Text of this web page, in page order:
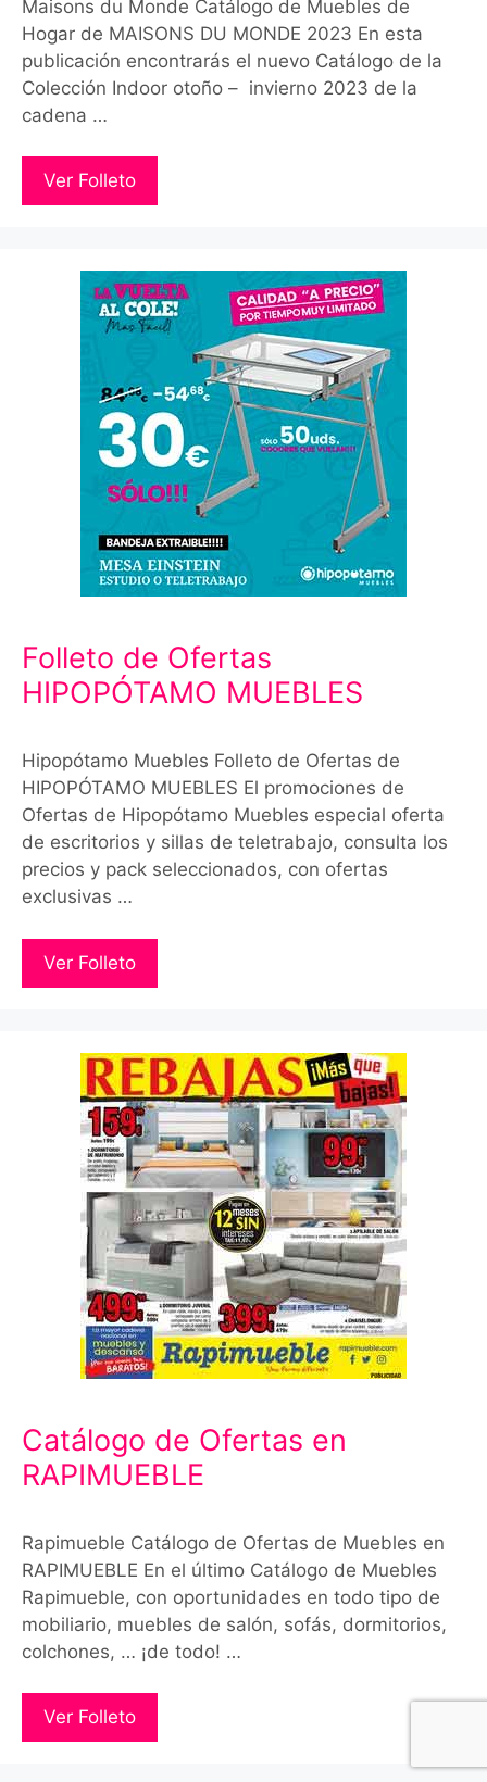
Maisons du Monde Catálogo de Muebles de
Hogar de MAISONS DU MONDE 2023 En esta
publicación encontrarás el nuevo Catálogo de la
Colección Indoor otoño – invierno 2023 de la
cadena …
Ver Folleto
Folleto de Ofertas
HIPOPÓTAMO MUEBLES
Hipopótamo Muebles Folleto de Ofertas de
HIPOPÓTAMO MUEBLES El promociones de
Ofertas de Hipopótamo Muebles especial oferta
de escritorios y sillas de teletrabajo, consulta los
precios y pack seleccionados, con ofertas
exclusivas …
Ver Folleto
Catálogo de Ofertas en
RAPIMUEBLE
Rapimueble Catálogo de Ofertas de Muebles en
RAPIMUEBLE En el último Catálogo de Muebles
Rapimueble, con oportunidades en todo tipo de
mobiliario, muebles de salón, sofás, dormitorios,
colchones, … ¡de todo! …
Ver Folleto